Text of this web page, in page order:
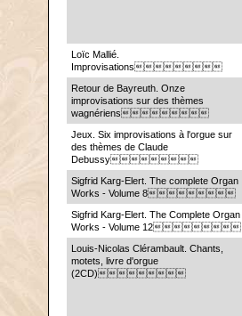
Loïc Mallié.
Improvisations
Retour de Bayreuth. Onze
improvisations sur des thèmes
wagnériens
Jeux. Six improvisations à l'orgue sur
des thèmes de Claude
Debussy
Sigfrid Karg-Elert. The complete Organ
Works - Volume 8
Sigfrid Karg-Elert. The Complete Organ
Works - Volume 12
Louis-Nicolas Clérambault. Chants,
motets, livre d'orgue
(2CD)